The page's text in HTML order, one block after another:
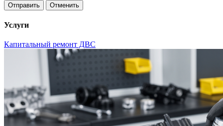
Отменить
Услуги
Капитальный ремонт ДВС